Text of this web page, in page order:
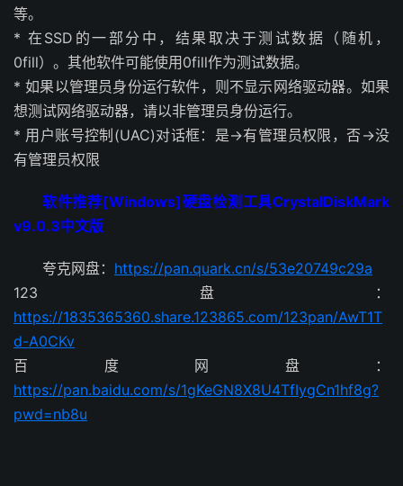
等。
* 在SSD的一部分中，结果取决于测试数据（随机，
0fill）。其他软件可能使用0fill作为测试数据。
* 如果以管理员身份运行软件，则不显示网络驱动器。如果
想测试网络驱动器，请以非管理员身份运行。
* 用户账号控制(UAC)对话框：是->有管理员权限，否->没
有管理员权限
软件推荐[Windows]硬盘检测工具CrystalDiskMark
v9.0.3中文版
夸克网盘： https://pan.quark.cn/s/53e20749c29a
123盘：
https://1835365360.share.123865.com/123pan/AwT1T
d-A0CKv
百度网盘：
https://pan.baidu.com/s/1gKeGN8X8U4TfIygCn1hf8g?
pwd=nb8u